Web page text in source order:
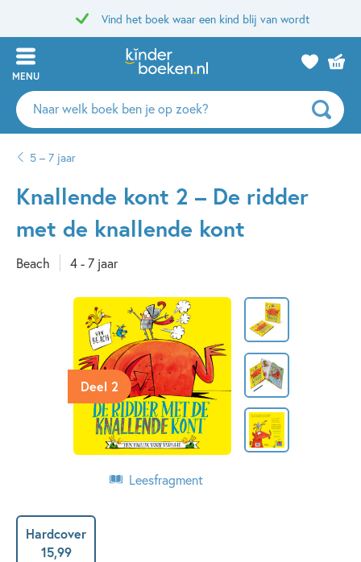
Vind het boek waar een kind blij van wordt
MENU
Zoeken
naar
auteurs
uitgevers
5 – 7 jaar
Knallende kont 2 – De ridder
met de knallende kont
Beach 4 - 7 jaar
Deel 2
Leesfragment
Hardcover
15,99